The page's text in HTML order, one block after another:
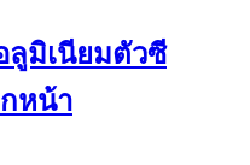
ลูมิเนียมตัวซี
หน้า